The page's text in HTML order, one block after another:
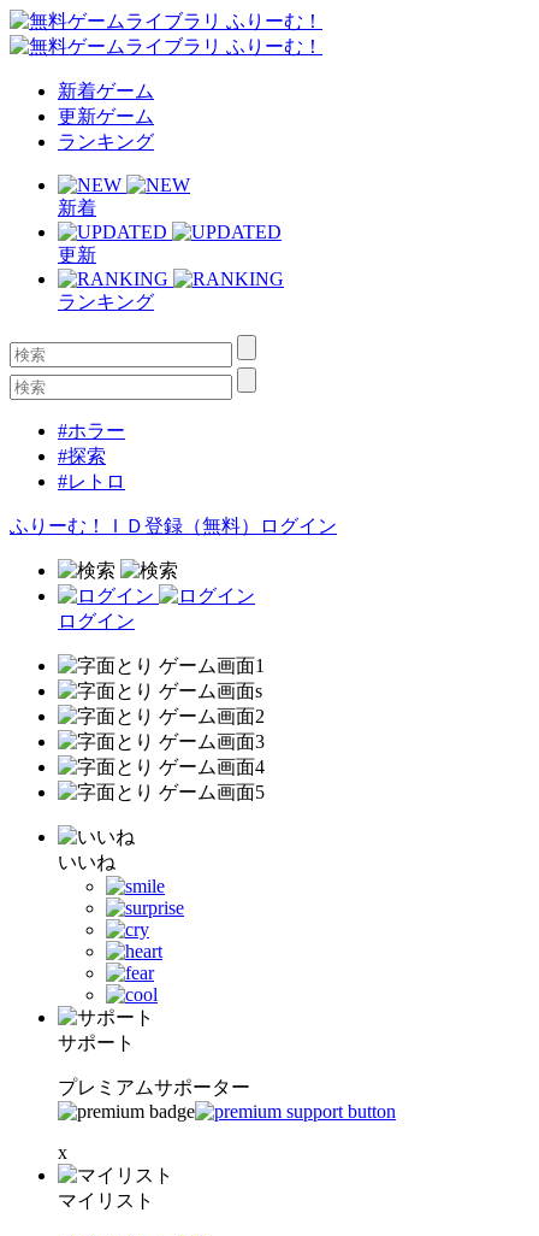
新着ゲーム
更新ゲーム
ランキング
新着
更新
ランキング
#ホラー
#探索
#レトロ
ふりーむ！ＩＤ登録（無料） ログイン
ログイン
いいね
サポート
プレミアムサポーター
x
マイリスト